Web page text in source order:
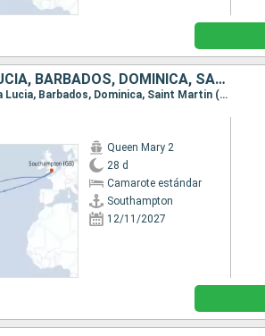
ESTADOS UNIDOS, ANTIGUA Y BARBUDA, SANTA LUCIA, BARBADOS, DOMINICA, SAN MARTÍN, REINO UNIDO
Itinerario : Southampton, Nueva York, San Thomas, St Kitts, Santa Lucia, Barbados, Dominica, Saint Martin (Antilles Néerlandaises), Nueva York, Southampton
Queen Mary 2
28 d
Camarote estándar
Southampton
12/11/2027